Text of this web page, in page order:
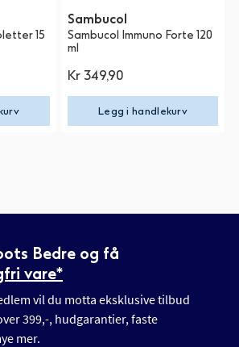
15
Sambucol
Sambucol Immuno Forte 120
ml
Kr 349,90
Legg i handlekurv
Bedre og få
vare*
vil du motta eksklusive tilbud
399,-, hudgarantier, faste
mer.